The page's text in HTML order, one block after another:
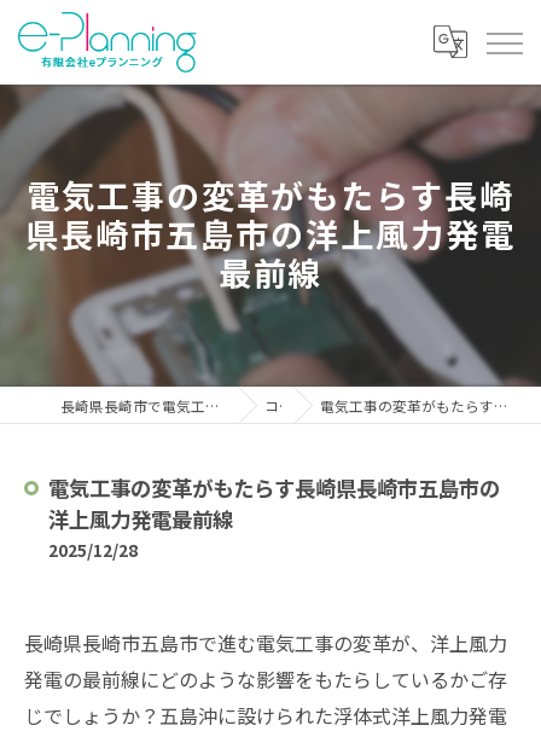
電気工事の変革がもたらす長崎
県長崎市五島市の洋上風力発電
最前線
長崎県長崎市で電気工事の求人なら有限会社eプランニング コラム 電気工事の変革がもたらす長崎県長崎市五島市の洋上風力発電最前線
電気工事の変革がもたらす長崎県長崎市五島市の
洋上風力発電最前線
2025/12/28
長崎県長崎市五島市で進む電気工事の変革が、洋上風力
発電の最前線にどのような影響をもたらしているかご存
じでしょうか？五島沖に設けられた浮体式洋上風力発電